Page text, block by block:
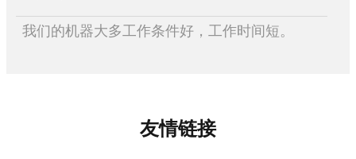
我们的机器大多工作条件好，工作时间短。
友情链接